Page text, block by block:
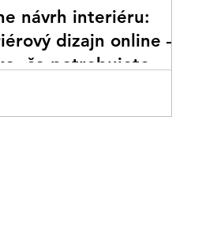
návrh interiéru:
dizajn online –
čo potrebujete